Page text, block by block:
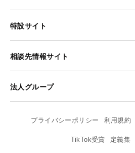
特設サイト
相談先情報サイト
法人グループ
プライバシーポリシー 利用規約
TikTok受賞 定義集